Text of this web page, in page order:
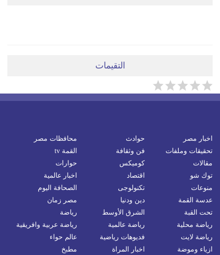
التقيمات
اخبار مصر حوادث
محافظات مصر
تحقيقات وملفات
فن وثقافة
القمة tv
مقالات
كوميكس
حوارات
توك شو
اقتصاد
اخبار عالمية
منوعات
تكنولوجى
الصحافة اليوم
عدسة القمة
دين ودنيا
مصر زمان
تحت القبة
الشرق الأوسط
رياضة
رياضة محلية
رياضة عالمية
رياضة عربية وافريقية
رياضة لايت
فديوهات رياضية
عالم حواء
ازياء وموضة
اخبار المراة مطبخ